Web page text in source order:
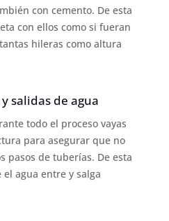
con cemento. De esta
con ellos como si fueran
hileras como altura
salidas de agua
todo el proceso vayas
para asegurar que no
pasos de tuberías. De esta
agua entre y salga